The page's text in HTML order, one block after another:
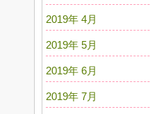
2019年 4月
2019年 5月
2019年 6月
2019年 7月